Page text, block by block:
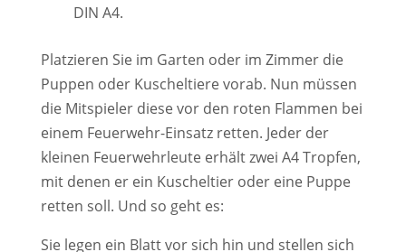
DIN A4.
Platzieren Sie im Garten oder im Zimmer die
Puppen oder Kuscheltiere vorab. Nun müssen
die Mitspieler diese vor den roten Flammen bei
einem Feuerwehr-Einsatz retten. Jeder der
kleinen Feuerwehrleute erhält zwei A4 Tropfen,
mit denen er ein Kuscheltier oder eine Puppe
retten soll. Und so geht es:
Sie legen ein Blatt vor sich hin und stellen sich